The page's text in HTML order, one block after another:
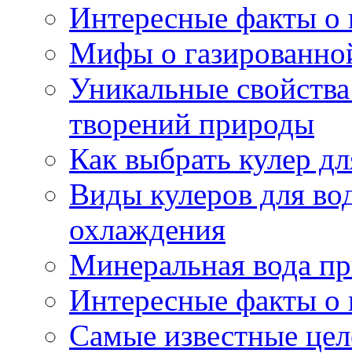
Интересные факты о
Мифы о
Уникальные
творений природы
Как выбрать кулер
Виды кулеров для
охлаждения
Минеральная вода
Интересные факты о
Самые известные